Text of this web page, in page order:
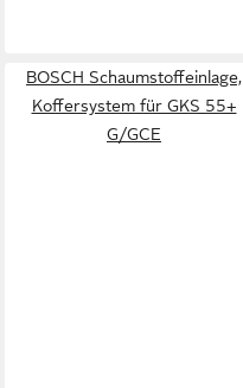
BOSCH Schaumstoffeinlage,
Koffersystem für GKS 55+
G/GCE